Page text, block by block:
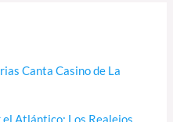
Canta Casino de La
Atlántico: Los Realejos